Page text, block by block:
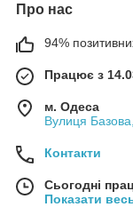
Про нас
94%
Працює з
м. Одеса
Вулиця
Контакти
Сьогодні
Показати